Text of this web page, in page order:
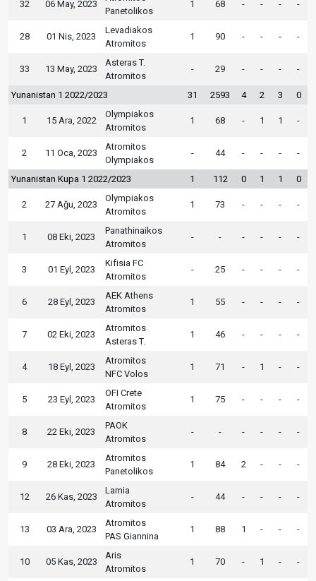
32 06 May, 2023
Panetolikos
1 68 - - - -
28 01 Nis, 2023
Levadiakos
Atromitos
1 90 - - - -
33 13 May, 2023
Asteras T.
Atromitos
- 29 - - - -
Yunanistan 1 2022/2023 31 2593 4 2 3 0
1 15 Ara, 2022
Olympiakos
Atromitos
1 68 - 1 1 -
2 11 Oca, 2023
Atromitos
Olympiakos
- 44 - - - -
Yunanistan Kupa 1 2022/2023 1 112 0 1 1 0
2 27 Ağu, 2023
Olympiakos
Atromitos
1 73 - - - -
1 08 Eki, 2023
Panathinaikos
Atromitos
- - - - - -
3 01 Eyl, 2023
Kifisia FC
Atromitos
- 25 - - - -
6 28 Eyl, 2023
AEK Athens
Atromitos
1 55 - - - -
7 02 Eki, 2023
Atromitos
Asteras T.
1 46 - - - -
4 18 Eyl, 2023
Atromitos
NFC Volos
1 71 - 1 - -
5 23 Eyl, 2023
OFI Crete
Atromitos
1 75 - - - -
8 22 Eki, 2023
PAOK
Atromitos
- - - - - -
9 28 Eki, 2023
Atromitos
Panetolikos
1 84 2 - - -
12 26 Kas, 2023
Lamia
Atromitos
- 44 - - - -
13 03 Ara, 2023
Atromitos
PAS Giannina
1 88 1 - - -
10 05 Kas, 2023
Aris
Atromitos
1 70 - 1 - -